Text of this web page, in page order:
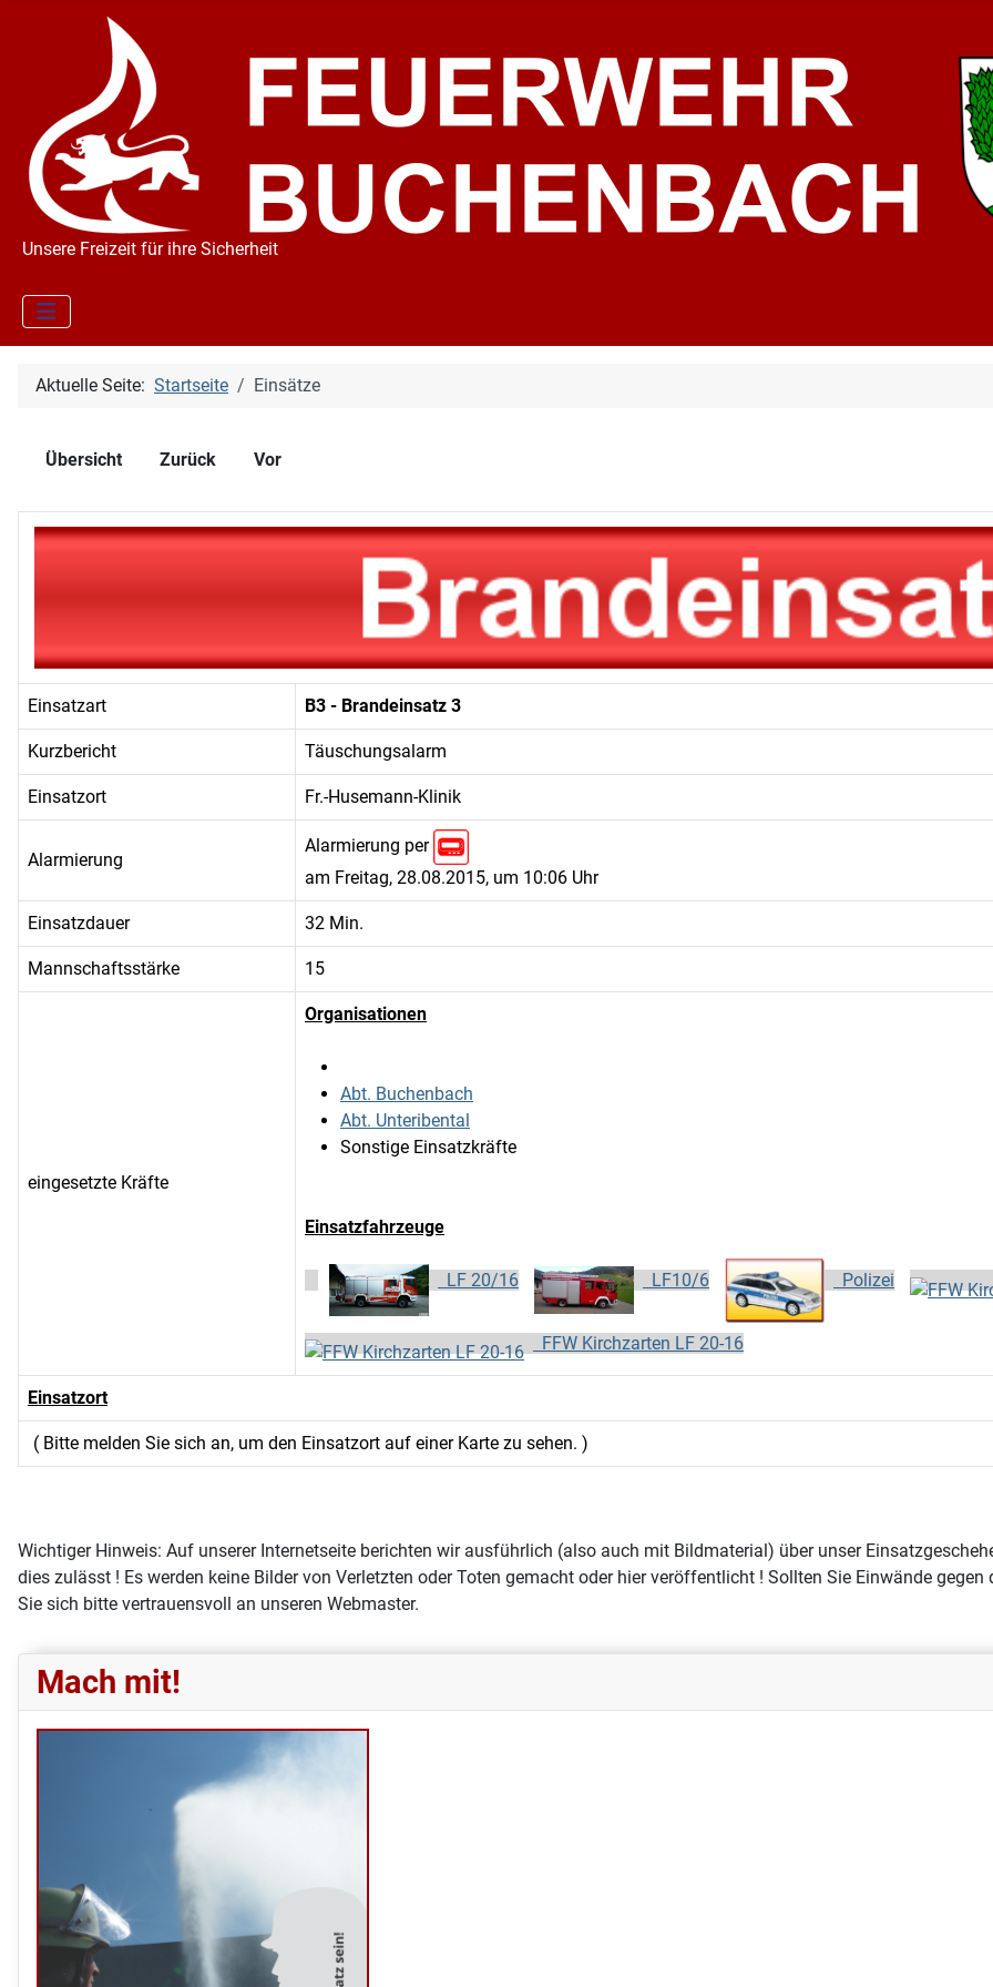
Unsere Freizeit für ihre Sicherheit
Aktuelle Seite: Startseite Einsätze
Übersicht Zurück Vor
Einsatzart B3 - Brandeinsatz 3
Kurzbericht Täuschungsalarm
Einsatzort Fr.-Husemann-Klinik
Alarmierung
Alarmierung per
am Freitag, 28.08.2015, um 10:06 Uhr
Einsatzdauer 32 Min.
Mannschaftsstärke 15
eingesetzte Kräfte
Organisationen
Abt. Buchenbach
Abt. Unteribental
Sonstige Einsatzkräfte
Einsatzfahrzeuge
LF 20/16 LF10/6 Polizei
FFW Kirchzarten LF 20-16
Einsatzort
( Bitte melden Sie sich an, um den Einsatzort auf einer Karte zu sehen. )
Wichtiger Hinweis: Auf unserer Internetseite berichten wir ausführlich (also auch mit Bildmaterial) über unser
dies zulässt ! Es werden keine Bilder von Verletzten oder Toten gemacht oder hier veröffentlicht ! Sollten Sie Einwände
Sie sich bitte vertrauensvoll an unseren Webmaster.
Mach mit!